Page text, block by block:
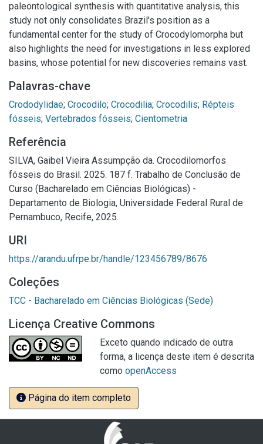
paleontological synthesis with quantitative analysis, this
study not only consolidates Brazil's position as a
fundamental center for the study of Crocodylomorpha but
also highlights the need for investigations in less explored
basins, whose potential for new discoveries remains vast.
Palavras-chave
Crododylidae; Crocodilo; Crocodilia; Crocodilis; Répteis
fósseis; Vertebrados fósseis; Cientometria
Referência
SILVA, Gaibel Vieira Assumpção da. Crocodilomorfos
fósseis do Brasil. 2025. 187 f. Trabalho de Conclusão de
Curso (Bacharelado em Ciências Biológicas) -
Departamento de Biologia, Universidade Federal Rural de
Pernambuco, Recife, 2025.
URI
https://arandu.ufrpe.br/handle/123456789/8676
Coleções
TCC - Bacharelado em Ciências Biológicas (Sede)
Licença Creative Commons
Exceto quando indicado de outra
forma, a licença deste item é descrita
como openAccess
Página do item completo